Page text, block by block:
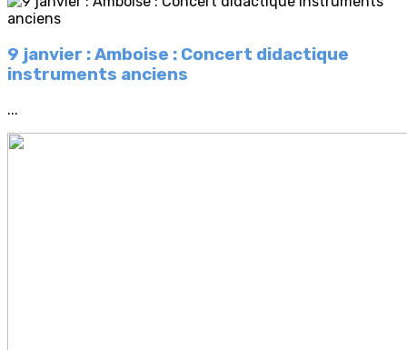
9 janvier : Amboise : Concert didactique
instruments anciens
...